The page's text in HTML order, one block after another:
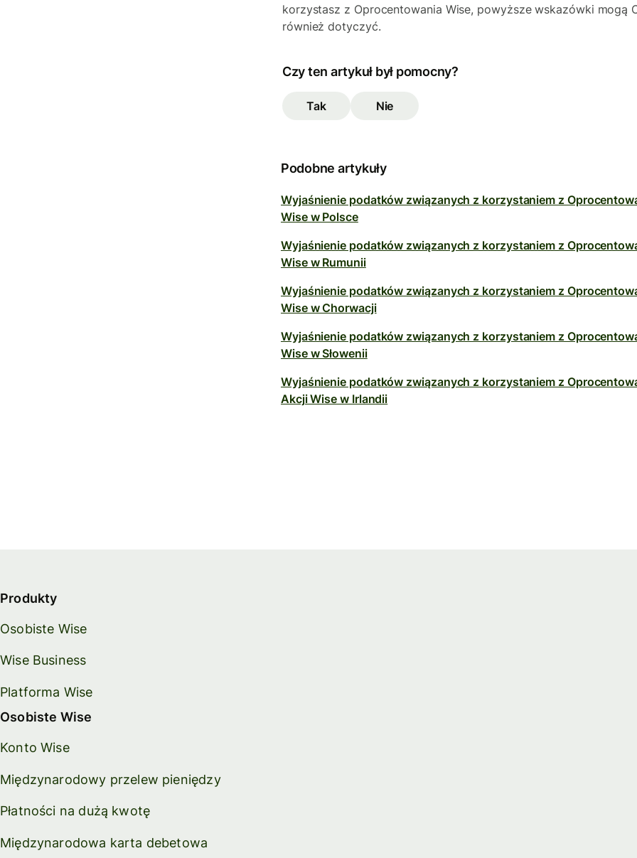
korzystasz z Oprocentowania Wise, powyższe wskazówki mogą
również dotyczyć.
Czy ten artykuł był pomocny?
Tak Nie
Podobne artykuły
Wyjaśnienie podatków związanych z korzystaniem z
Wise w Polsce
Wyjaśnienie podatków związanych z korzystaniem z
Wise w Rumunii
Wyjaśnienie podatków związanych z korzystaniem z
Wise w Chorwacji
Wyjaśnienie podatków związanych z korzystaniem z
Wise w Słowenii
Wyjaśnienie podatków związanych z korzystaniem z
Akcji Wise w Irlandii
Produkty
Osobiste Wise
Wise Business
Platforma Wise
Osobiste Wise
Konto Wise
Międzynarodowy przelew pieniędzy
Płatności na dużą kwotę
Międzynarodowa karta debetowa